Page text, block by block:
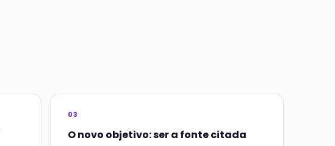
03
O novo objetivo: ser a fonte citada